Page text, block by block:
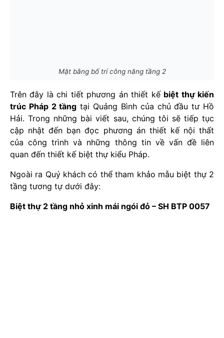
Mặt bằng bố trí công năng tầng 2
Trên đây là chi tiết phương án thiết kế biệt thự kiến
trúc Pháp 2 tầng tại Quảng Bình của chủ đầu tư Hồ
Hải. Trong những bài viết sau, chúng tôi sẽ tiếp tục
cập nhật đến bạn đọc phương án thiết kế nội thất
của công trình và những thông tin về vấn đề liên
quan đến thiết kế biệt thự kiểu Pháp.
Ngoài ra Quý khách có thể tham khảo mẫu biệt thự 2
tầng tương tự dưới đây:
Biệt thự 2 tầng nhỏ xinh mái ngói đỏ – SH BTP 0057